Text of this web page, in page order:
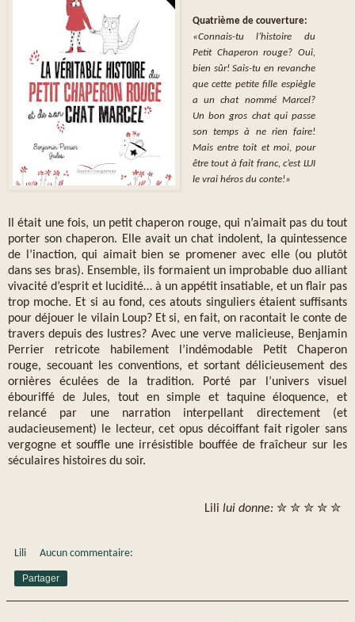
Quatrième de couverture:
«Connais-tu l’histoire du
Petit Chaperon rouge? Oui,
bien sûr! Sais-tu en revanche
que cette petite fille espiègle
a un chat nommé Marcel?
Un bon gros chat qui passe
son temps à ne rien faire!
Mais entre toit et moi, pour
être tout à fait franc, c’est LUI
le vrai héros du conte!»
Il était une fois, un petit chaperon rouge, qui n’aimait pas du tout
porter son chaperon. Elle avait un chat indolent, la quintessence
de l’inaction, qui aimait bien se promener avec elle (ou plutôt
dans ses bras). Ensemble, ils formaient un improbable duo alliant
vivacité d’esprit et lucidité… à un appétit insatiable, et un flair pas
trop moche. Et si au fond, ces atouts singuliers étaient suffisants
pour déjouer le vilain Loup? Et si, en fait, on racontait le conte de
travers depuis des lustres? Avec une verve malicieuse, Benjamin
Perrier retricote habilement l’indémodable Petit Chaperon
rouge, secouant les conventions, et sortant délicieusement des
ornières éculées de la tradition. Porté par l’univers visuel
ébouriffé de Jules, tout en simple et taquine éloquence, et
relancé par une narration interpellant directement (et
audacieusement) le lecteur, cet opus décoiffant fait rigoler sans
vergogne et souffle une irrésistible bouffée de fraîcheur sur les
séculaires histoires du soir.
Lili lui donne: ✮ ✮ ✮ ✮ ✮
Lili Aucun commentaire:
Partager